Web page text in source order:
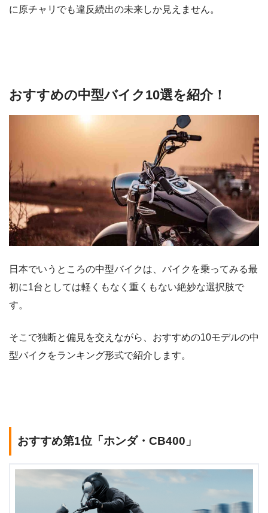
に原チャリでも違反続出の未来しか見えません。
おすすめの中型バイク10選を紹介！
日本でいうところの中型バイクは、バイクを乗ってみる最
初に1台としては軽くもなく重くもない絶妙な選択肢で
す。
そこで独断と偏見を交えながら、おすすめの10モデルの中
型バイクをランキング形式で紹介します。
おすすめ第1位「ホンダ・CB400」